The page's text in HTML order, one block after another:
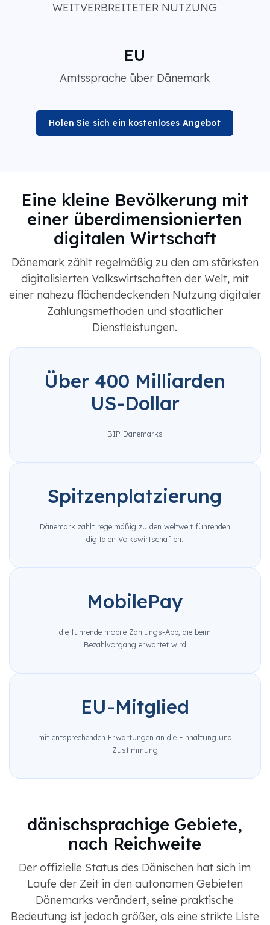
WEITVERBREITETER NUTZUNG
EU
Amtssprache über Dänemark
Holen Sie sich ein kostenloses Angebot
Eine kleine Bevölkerung mit
einer überdimensionierten
digitalen Wirtschaft
Dänemark zählt regelmäßig zu den am stärksten
digitalisierten Volkswirtschaften der Welt, mit
einer nahezu flächendeckenden Nutzung digitaler
Zahlungsmethoden und staatlicher
Dienstleistungen.
Über 400 Milliarden
US-Dollar
BIP Dänemarks
Spitzenplatzierung
Dänemark zählt regelmäßig zu den weltweit führenden
digitalen Volkswirtschaften.
MobilePay
die führende mobile Zahlungs-App, die beim
Bezahlvorgang erwartet wird
EU-Mitglied
mit entsprechenden Erwartungen an die Einhaltung und
Zustimmung
dänischsprachige Gebiete,
nach Reichweite
Der offizielle Status des Dänischen hat sich im
Laufe der Zeit in den autonomen Gebieten
Dänemarks verändert, seine praktische
Bedeutung ist jedoch größer, als eine strikte Liste